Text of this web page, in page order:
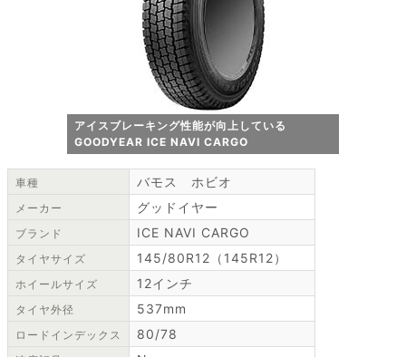
アイスブレーキング性能が向上している
GOODYEAR ICE NAVI CARGO
車種 バモス ホビオ
メーカー グッドイヤー
ブランド ICE NAVI CARGO
タイヤサイズ 145/80R12（145R12）
ホイールサイズ 12インチ
タイヤ外径 537mm
ロードインデックス 80/78